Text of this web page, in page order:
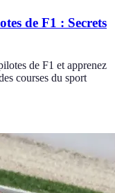
de F1 : Secrets
de F1 et apprenez
courses du sport